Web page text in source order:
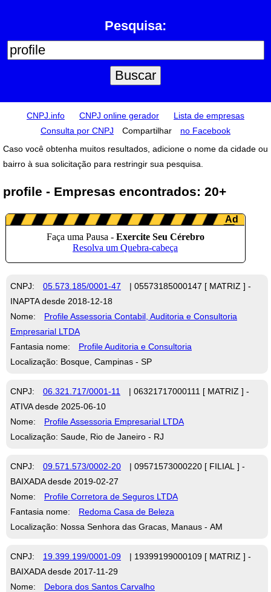
Pesquisa:
CNPJ.info CNPJ online gerador
Lista de empresas
Consulta por CNPJ
Compartilhar
no Facebook
Caso você obtenha muitos resultados, adicione o nome da cidade ou
bairro à sua solicitação para restringir sua pesquisa.
profile - Empresas encontrados: 20+
CNPJ: 05.573.185/0001-47
| 05573185000147 [ MATRIZ ] -
INAPTA desde 2018-12-18
Nome:
Profile Assessoria Contabil, Auditoria e Consultoria
Empresarial LTDA
Fantasia nome:
Profile Auditoria e Consultoria
Localização: Bosque, Campinas - SP
CNPJ: 06.321.717/0001-11
| 06321717000111 [ MATRIZ ] -
ATIVA desde 2025-06-10
Nome:
Profile Assessoria Empresarial LTDA
Localização: Saude, Rio de Janeiro - RJ
CNPJ: 09.571.573/0002-20
| 09571573000220 [ FILIAL ] -
BAIXADA desde 2019-02-27
Nome:
Profile Corretora de Seguros LTDA
Fantasia nome:
Redoma Casa de Beleza
Localização: Nossa Senhora das Gracas, Manaus - AM
CNPJ: 19.399.199/0001-09
| 19399199000109 [ MATRIZ ] -
BAIXADA desde 2017-11-29
Nome:
Debora dos Santos Carvalho